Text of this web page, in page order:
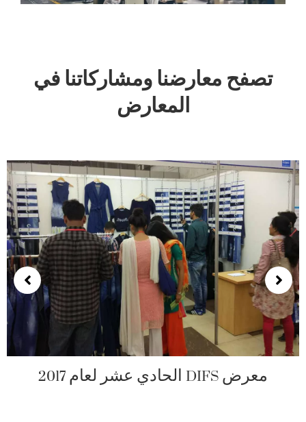
تصفح معارضنا ومشاركاتنا في
المعارض
معرض DIFS الحادي عشر لعام 2017